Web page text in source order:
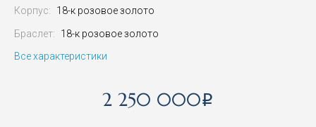
Корпус: 18-к розовое золото
Браслет:
18-к розовое золото
Все характеристики
2 250 000i